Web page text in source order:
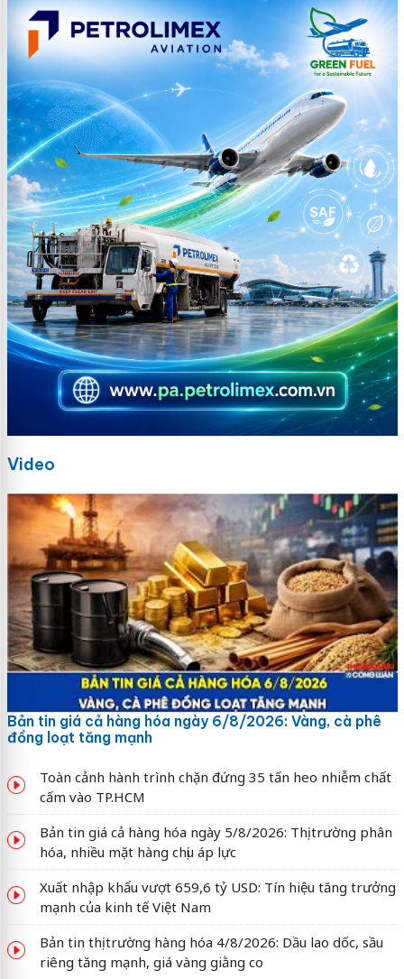
Video
Bản tin giá cả hàng hóa ngày 6/8/2026: Vàng, cà phê
đồng loạt tăng mạnh
Toàn cảnh hành trình chặn đứng 35 tấn heo nhiễm chất
cấm vào TP.HCM
Bản tin giá cả hàng hóa ngày 5/8/2026: Thị trường phân
hóa, nhiều mặt hàng chịu áp lực
Xuất nhập khẩu vượt 659,6 tỷ USD: Tín hiệu tăng trưởng
mạnh của kinh tế Việt Nam
Bản tin thị trường hàng hóa 4/8/2026: Dầu lao dốc, sầu
riêng tăng mạnh, giá vàng giằng co